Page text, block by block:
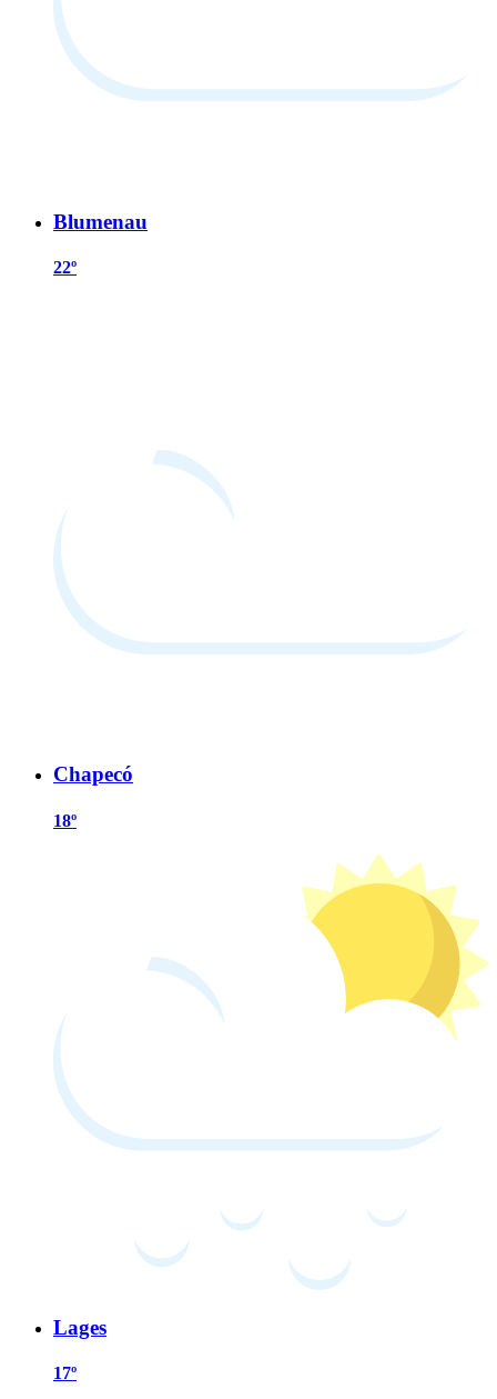
Blumenau
22º
Chapecó
18º
Lages
17º